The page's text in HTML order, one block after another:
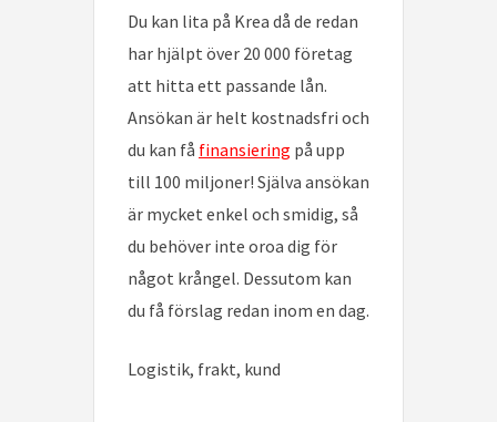
Du kan lita på Krea då de redan
har hjälpt över 20 000 företag
att hitta ett passande lån.
Ansökan är helt kostnadsfri och
du kan få finansiering på upp
till 100 miljoner! Själva ansökan
är mycket enkel och smidig, så
du behöver inte oroa dig för
något krångel. Dessutom kan
du få förslag redan inom en dag.
Logistik, frakt, kund